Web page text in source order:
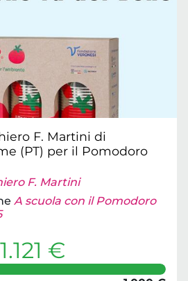
F. Martini di
(PT) per il Pomodoro
F. Martini
A scuola con il Pomodoro
1.121 €